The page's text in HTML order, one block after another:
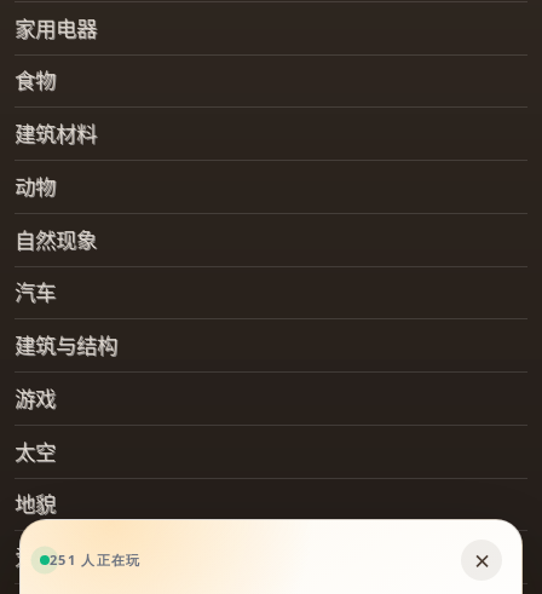
家用电器
食物
建筑材料
动物
自然现象
汽车
建筑与结构
游戏
太空
地貌
爱好